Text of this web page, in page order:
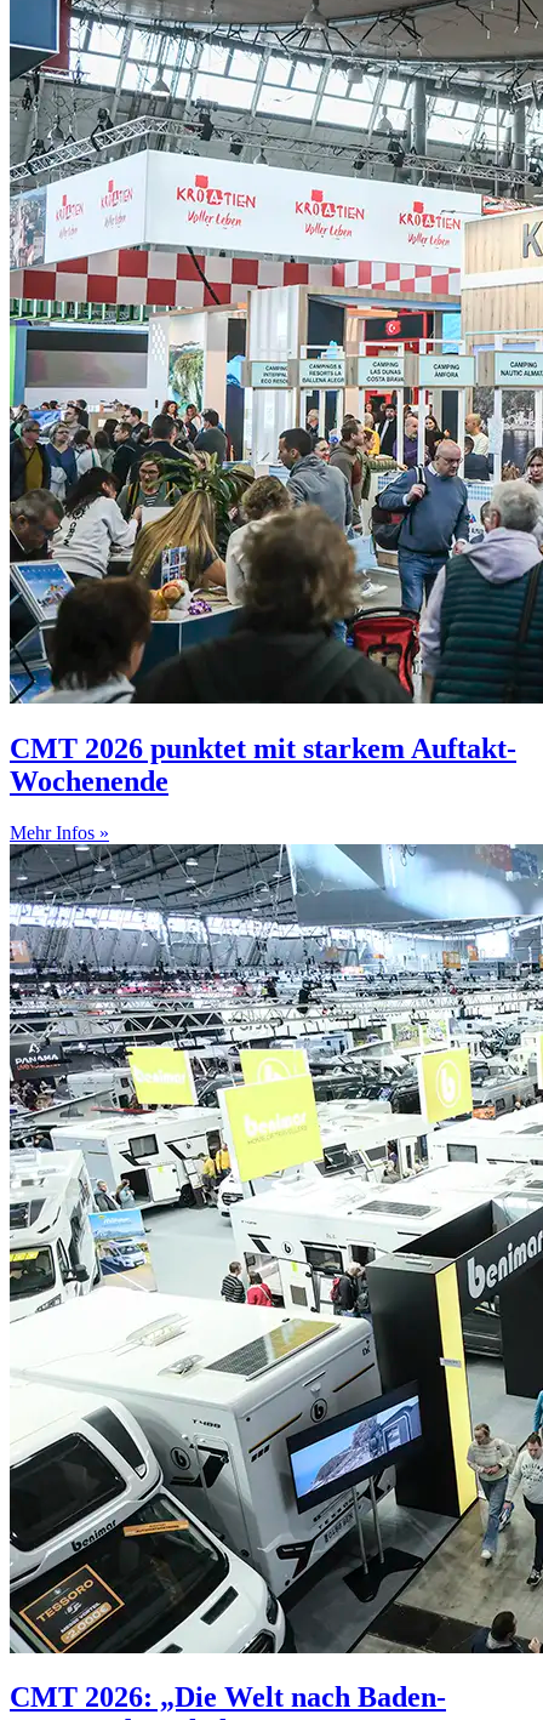
CMT 2026 punktet mit starkem Auftakt-
Wochenende
Mehr Infos »
CMT 2026: „Die Welt nach Baden-